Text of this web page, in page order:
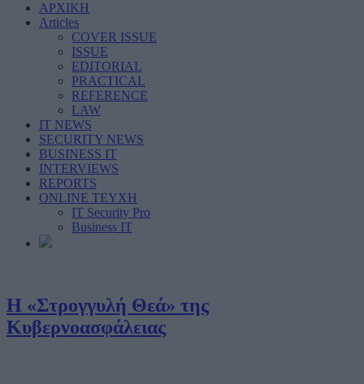
ΑΡΧΙΚΗ
Articles
COVER ISSUE
ISSUE
EDITORIAL
PRACTICAL
REFERENCE
LAW
IT NEWS
SECURITY NEWS
BUSINESS IT
INTERVIEWS
REPORTS
ONLINE ΤΕΥΧΗ
IT Security Pro
Business IT
Η «Στρογγυλή Θεά» της
Κυβερνοασφάλειας